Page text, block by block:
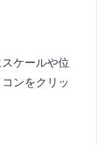
ケールや位
ンをクリッ